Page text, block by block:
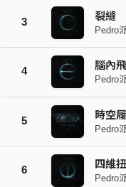
2.在自己的時空內請
3.鏡像宇宙中，時
導。
4.在醒來之前要穿梭
5.全程請放鬆以第三
6.時空是公平的，每
7.聽完時空履人，請
如果你也準備好了，
3 裂縫
Pedro
4 腦內
Pedro
5 時空
Pedro
6 四維
Pedro